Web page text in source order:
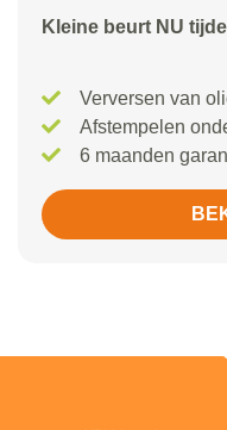
Kleine beurt NU
Verversen van
Afstempelen
6 maanden